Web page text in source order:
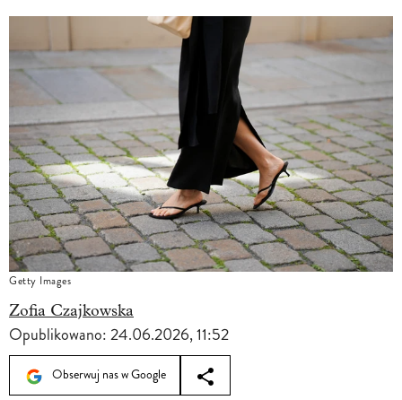
Getty Images
Zofia Czajkowska
Opublikowano:24.06.2026, 11:52
Obserwuj nas w Google